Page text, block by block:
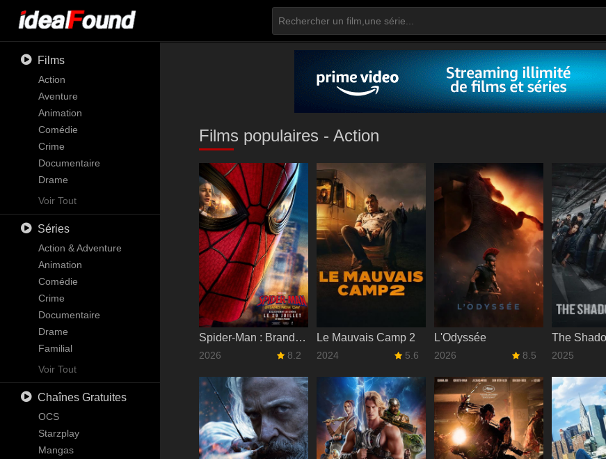
Films
Action
Aventure
Animation
Comédie
Crime
Documentaire
Drame
Familial
Fantastique
Histoire
Horreur
Musique
Mystère
Romance
Science-Fiction
Téléfilm
Thriller
Guerre
Western
Voir Tout
Séries
Action & Adventure
Animation
Comédie
Crime
Documentaire
Drame
Familial
Kids
Mystère
News
Reality
Science-Fiction & Fantastique
Soap
Voir Tout
Chaînes Gratuites
OCS
Starzplay
Mangas
Films populaires - Action
Spider-Man : Brand New Day
2026 8.2
Le Mauvais Camp 2
2024 5.6
L'Odyssée
2026 8.5
The
2025